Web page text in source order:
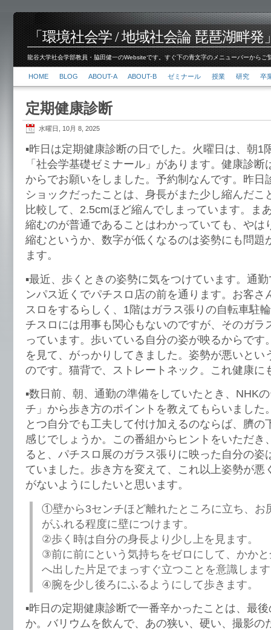
「環境社会学 / 地域社会論 琵琶湖畔発
龍谷大学社会学部教員・脇田健一のWebsiteです。すぐ下の青文字のメニューバーから
HOME BLOG ABOUT-A ABOUT-B ゼミナール 授業 研究 卒
定期健康診断
水曜日, 10月 8, 2025
▪️昨日は定期健康診断の日でした。火曜日は、朝1
「社会学基礎ゼミナール」があります。健康診
からでお願いをしました。予約制なんです。昨日
ショックだったことは、身長がまた少し縮んだこ
比較して、2.5cmほど縮んでしまっています。ま
縮むのが普通であることはわかっていても、やは
縮むというか、数字が低くなるのは姿勢にも問題
ます。
▪️最近、歩くときの姿勢に気をつけています。通
ンパス近くでパチスロ店の前を通ります。お客さ
スロをするらしく、1階はガラス張りの自転車駐
チスロには用事も関心もないのですが、そのガラ
っています。歩いている自分の姿が映るからです
を見て、がっかりしてきました。姿勢が悪いとい
のです。猫背で、ストレートネック。これ健康に
▪️数日前、朝、通勤の準備をしていたとき、NHK
チ」から歩き方のポイントを教えてもらいました
とつ自分でも工夫して付け加えるのならば、臍の
感じでしょうか。この番組からヒントをいただき
ると、パチスロ展のガラス張りに映った自分の姿
ていました。歩き方を変えて、これ以上姿勢が悪
がないようにしたいと思います。
①壁から3センチほど離れたところに立ち、お
がふれる程度に壁につけます。
②歩く時は自分の身長より少し上を見ます。
③前に前にという気持ちをゼロにして、かか
へ出した片足でまっすぐ立つことを意識しま
④腕を少し後ろにふるようにして歩きます。
▪️昨日の定期健康診断で一番辛かったことは、最
か。バリウムを飲んで、あの狭い、硬い、撮影の